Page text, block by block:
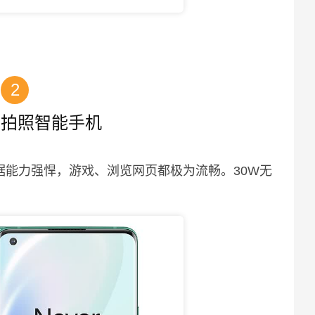
2
照智能手机
力强悍，游戏、浏览网页都极为流畅。30W无